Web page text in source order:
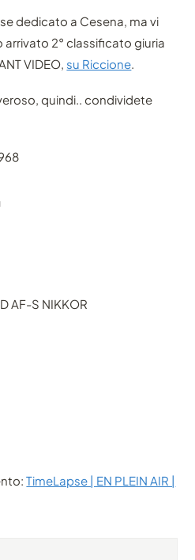
dedicato a Cesena, ma vi
2° classificato giuria
VIDEO, su Riccione.
quindi.. condividete
AF-S NIKKOR
TimeLapse | EN PLEIN AIR |